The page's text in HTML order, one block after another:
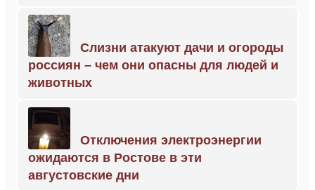
Слизни атакуют дачи и огороды
россиян – чем они опасны для людей и
животных
Отключения электроэнергии
ожидаются в Ростове в эти
августовские дни